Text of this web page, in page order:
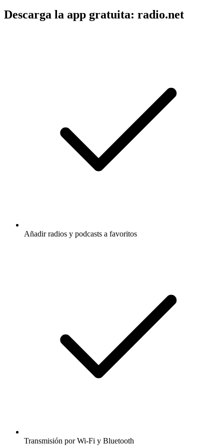
Descarga la app gratuita: radio.net
Añadir radios y podcasts a favoritos
Transmisión por Wi-Fi y Bluetooth